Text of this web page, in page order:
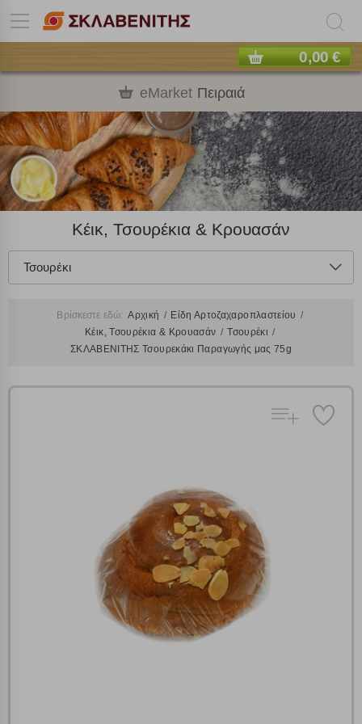
0,00 €
eMarket Πειραιά
Κέικ, Τσουρέκια & Κρουασάν
Τσουρέκι
Βρίσκεστε εδώ: Αρχική
Είδη Αρτοζαχαροπλαστείου
Κέικ, Τσουρέκια & Κρουασάν
Τσουρέκι
ΣΚΛΑΒΕΝΙΤΗΣ Τσουρεκάκι Παραγωγής μας 75g